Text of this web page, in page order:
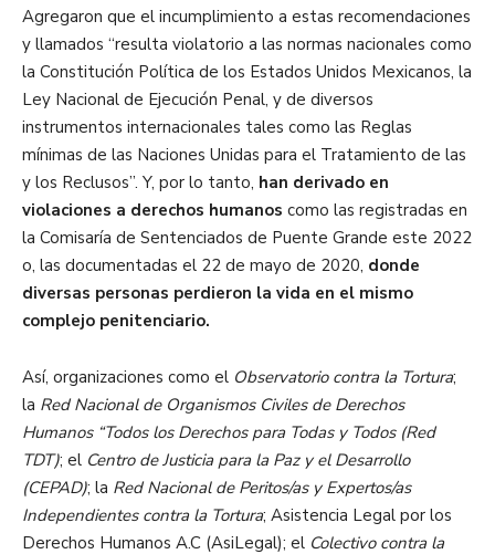
Agregaron que el incumplimiento a estas recomendaciones
y llamados “resulta violatorio a las normas nacionales como
la Constitución Política de los Estados Unidos Mexicanos, la
Ley Nacional de Ejecución Penal, y de diversos
instrumentos internacionales tales como las Reglas
mínimas de las Naciones Unidas para el Tratamiento de las
y los Reclusos”. Y, por lo tanto, han derivado en
violaciones a derechos humanos como las registradas en
la Comisaría de Sentenciados de Puente Grande este 2022
o, las documentadas el 22 de mayo de 2020, donde
diversas personas perdieron la vida en el mismo
complejo penitenciario.
Así, organizaciones como el Observatorio contra la Tortura;
la Red Nacional de Organismos Civiles de Derechos
Humanos “Todos los Derechos para Todas y Todos (Red
TDT); el Centro de Justicia para la Paz y el Desarrollo
(CEPAD); la Red Nacional de Peritos/as y Expertos/as
Independientes contra la Tortura; Asistencia Legal por los
Derechos Humanos A.C (AsiLegal); el Colectivo contra la